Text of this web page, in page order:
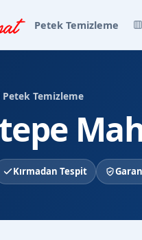
Petek Temizleme
Temizleme
Kırmadan Tespit